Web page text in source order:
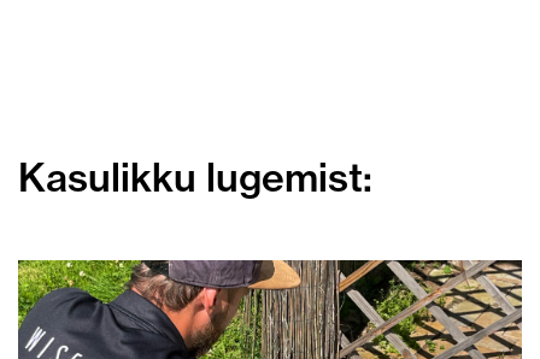
Kasulikku lugemist: